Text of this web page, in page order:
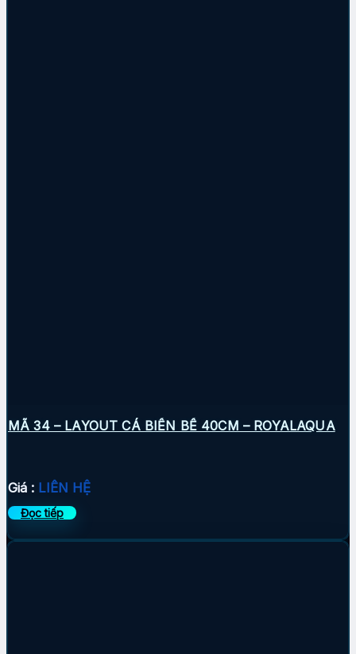
MÃ 34 – LAYOUT CÁ BIỂN BỂ 40CM – ROYALAQUA
Giá : LIÊN HỆ
Đọc tiếp